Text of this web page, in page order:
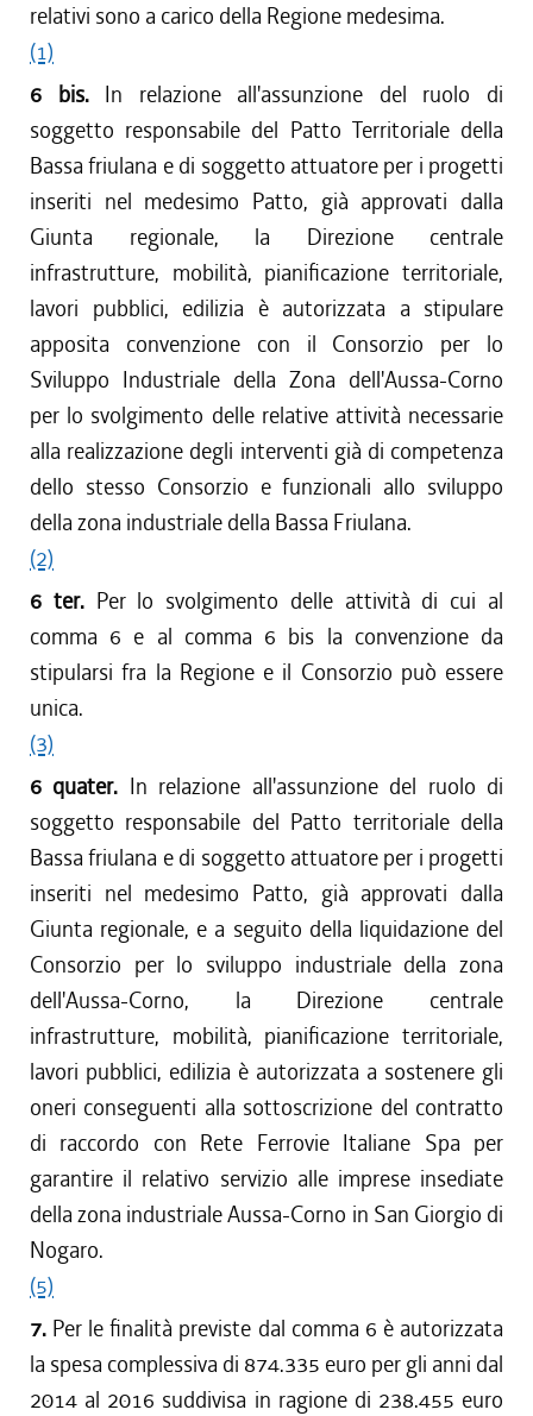
relativi sono a carico della Regione medesima.
(1)
6 bis. In relazione all'assunzione del ruolo di
soggetto responsabile del Patto Territoriale della
Bassa friulana e di soggetto attuatore per i progetti
inseriti nel medesimo Patto, già approvati dalla
Giunta regionale, la Direzione centrale
infrastrutture, mobilità, pianificazione territoriale,
lavori pubblici, edilizia è autorizzata a stipulare
apposita convenzione con il Consorzio per lo
Sviluppo Industriale della Zona dell'Aussa-Corno
per lo svolgimento delle relative attività necessarie
alla realizzazione degli interventi già di competenza
dello stesso Consorzio e funzionali allo sviluppo
della zona industriale della Bassa Friulana.
(2)
6 ter. Per lo svolgimento delle attività di cui al
comma 6 e al comma 6 bis la convenzione da
stipularsi fra la Regione e il Consorzio può essere
unica.
(3)
6 quater. In relazione all'assunzione del ruolo di
soggetto responsabile del Patto territoriale della
Bassa friulana e di soggetto attuatore per i progetti
inseriti nel medesimo Patto, già approvati dalla
Giunta regionale, e a seguito della liquidazione del
Consorzio per lo sviluppo industriale della zona
dell'Aussa-Corno, la Direzione centrale
infrastrutture, mobilità, pianificazione territoriale,
lavori pubblici, edilizia è autorizzata a sostenere gli
oneri conseguenti alla sottoscrizione del contratto
di raccordo con Rete Ferrovie Italiane Spa per
garantire il relativo servizio alle imprese insediate
della zona industriale Aussa-Corno in San Giorgio di
Nogaro.
(5)
7. Per le finalità previste dal comma 6 è autorizzata
la spesa complessiva di 874.335 euro per gli anni dal
2014 al 2016 suddivisa in ragione di 238.455 euro